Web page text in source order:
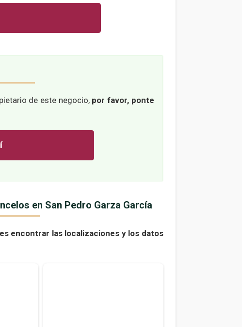
de este negocio, por favor, ponte
en San Pedro Garza García
encontrar las localizaciones y los datos